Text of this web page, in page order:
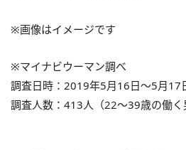
※画像はイメージです
※マイナビウーマン調べ
調査日時： 2019年5月16日～5月17
調査人数： 413人（22～39歳の働く